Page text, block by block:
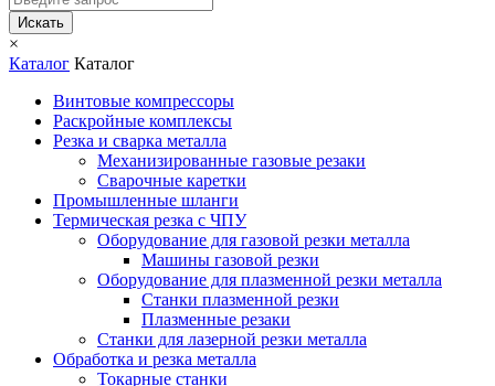
Искать
×
Каталог Каталог
Винтовые компрессоры
Раскройные комплексы
Резка и сварка металла
Механизированные газовые резаки
Сварочные каретки
Промышленные шланги
Термическая резка с ЧПУ
Оборудование для газовой резки металла
Машины газовой резки
Оборудование для плазменной резки металла
Станки плазменной резки
Плазменные резаки
Станки для лазерной резки металла
Обработка и резка металла
Токарные станки